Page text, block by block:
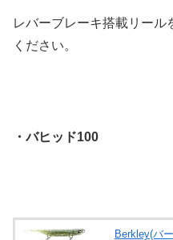
レバーブレーキ搭載リール
ください。
・バヒッド100
Berkley(バ